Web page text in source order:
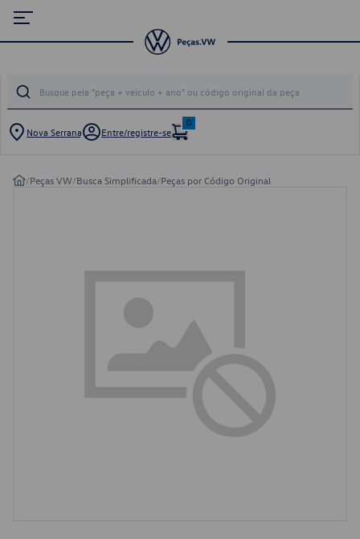
Nova Serrana Entre/registre-se
0
/Peças VW/Busca Simplificada/Peças por Código Original